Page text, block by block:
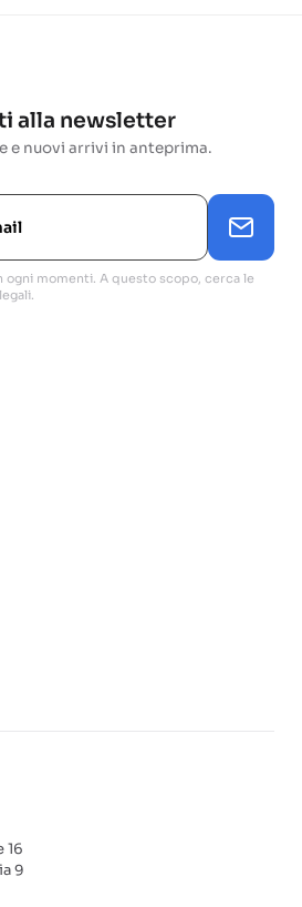
alla newsletter
e nuovi arrivi in anteprima.
ogni momenti. A questo scopo, cerca le
16
9